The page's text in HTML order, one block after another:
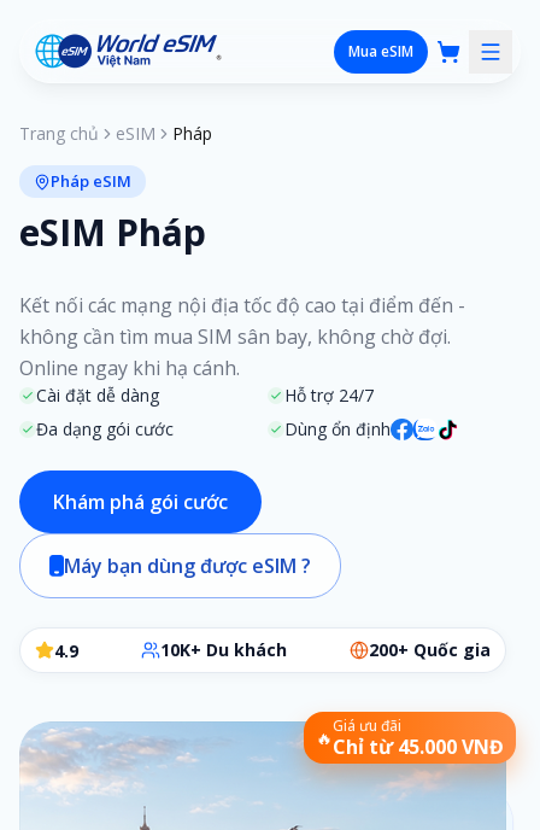
Mua eSIM
Trang chủ eSIM Pháp
Pháp eSIM
eSIM Pháp
Kết nối các mạng nội địa tốc độ cao tại điểm đến -
không cần tìm mua SIM sân bay, không chờ đợi.
Online ngay khi hạ cánh.
Cài đặt dễ dàng
Hỗ trợ 24/7
Đa dạng gói cước
Dùng ổn định
Khám phá gói cước
Máy bạn dùng được eSIM ?
4.9 10K+ Du khách 200+ Quốc gia
🔥Giá ưu đãi
Chỉ từ 45.000 VNĐ
Chọn gói eSIM phù hợp